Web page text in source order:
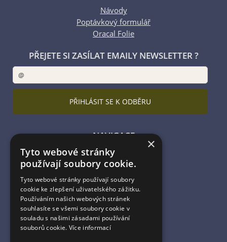
Návody
Poptávkový formulář
Oracal Folie
PŘEJETE SI ZASÍLAT EMAILY NEWSLETTER ?
NAVIGACE
Úvodní strana
Katalog zboží
Nákupní košík
Obchodní podmínky
Kontaktní informace
Odstoupení od smlouvy
ESHOP PROVOZUJE
×
Tyto webové stránky
používají soubory cookie.
Tyto webové stránky používají soubory
cookie ke zlepšení uživatelského zážitku.
Používáním našich webových stránek
souhlasíte se všemi soubory cookie v
souladu s našimi zásadami používání
souborů cookie. Více informací